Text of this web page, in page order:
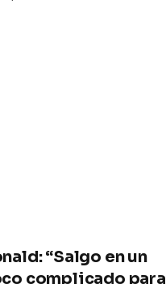
“Salgo en un
complicado para